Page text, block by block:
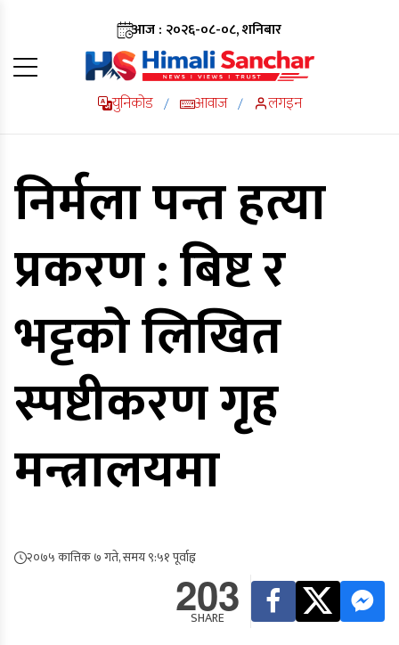
आज : २०२६-०८-०८, शनिबार
युनिकोड / आवाज / लगइन
निर्मला पन्त हत्या
प्रकरण : बिष्ट र
भट्टको लिखित
स्पष्टीकरण गृह
मन्त्रालयमा
२०७५ कात्तिक ७ गते, समय ९:५१ पूर्वाह्न
203
SHARE